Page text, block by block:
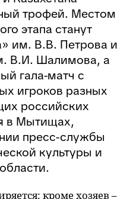
трофей. Местом
этапа станут
им. В.В. Петрова и
В.И. Шалимова, а
гала-матч с
игроков разных
российских
в Мытищах,
пресс-службы
культуры и
кроме хозяев –